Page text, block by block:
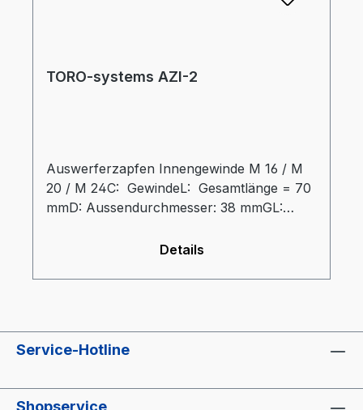
TORO-systems AZI-2
Auswerferzapfen Innengewinde M 16 / M
20 / M 24C: GewindeL: Gesamtlänge = 70
mmD: Aussendurchmesser: 38 mmGL:
Auswerferzapfen = 32 mmtz: Eintauchtiefe
Details
Service-Hotline
Shopservice